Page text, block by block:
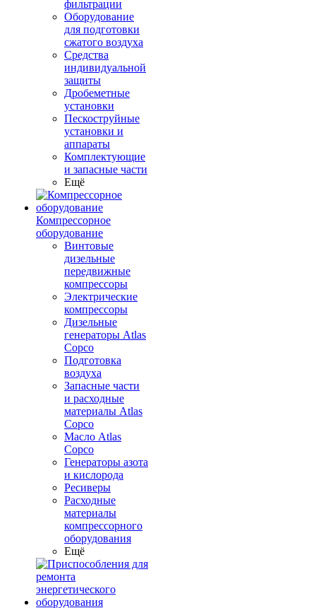
фильтрации
Оборудование
для подготовки
сжатого воздуха
Средства
индивидуальной
защиты
Дробеметные
установки
Пескоструйные
установки и
аппараты
Комплектующие
и запасные части
Ещё
Компрессорное
оборудование
Винтовые
дизельные
передвижные
компрессоры
Электрические
компрессоры
Дизельные
генераторы Atlas
Copco
Подготовка
воздуха
Запасные части
и расходные
материалы Atlas
Copco
Масло Atlas
Copco
Генераторы азота
и кислорода
Ресиверы
Расходные
материалы
компрессорного
оборудования
Ещё